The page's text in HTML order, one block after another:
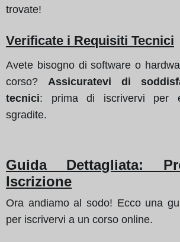
trovate!
Verificate i Requisiti Tecnici
Avete bisogno di software o
corso? Assicuratevi di
tecnici: prima di iscrivervi per
sgradite.
Guida Dettagliata:
Iscrizione
Ora andiamo al sodo! Ecco una
per iscrivervi a un corso online.